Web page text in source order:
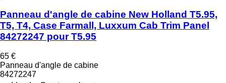
Panneau d'angle de cabine New Holland T5.95,
T5, T4, Case Farmall, Luxxum Cab Trim Panel
84272247 pour T5.95
65 €
Panneau d'angle de cabine
84272247